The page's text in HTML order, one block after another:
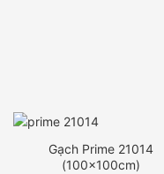
Gạch Prime 21014
(100x100cm)